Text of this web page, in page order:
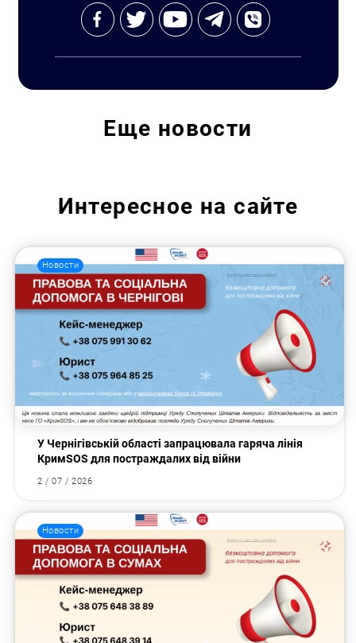
Еще новости
Интересное на сайте
Новости
У Чернігівській області запрацювала гаряча лінія
КримSOS для постраждалих від війни
2 / 07 / 2026
Новости